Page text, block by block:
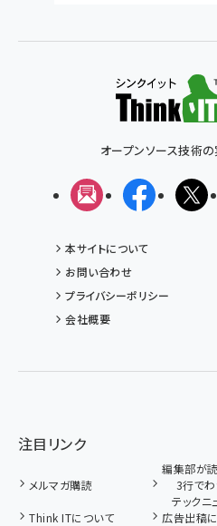
オープンソース技術
メルマガFacebook
本サイトについて
お問い合わせ
プライバシーポリシー
会社概要
注目リンク
メルマガ購読
編集部が
3行でわ
テックニ
Think ITについて 広告出稿